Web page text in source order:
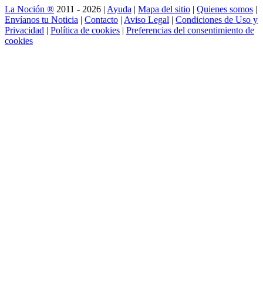
La Noción ® 2011 - 2026 | Ayuda | Mapa del sitio | Quienes somos |
Envíanos tu Noticia | Contacto | Aviso Legal | Condiciones de Uso y
Privacidad | Política de cookies | Preferencias del consentimiento de
cookies